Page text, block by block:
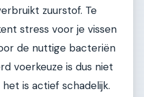
zuurstof. Te
stress voor je vissen
de nuttige bacteriën
voerkeuze is dus niet
is actief schadelijk.